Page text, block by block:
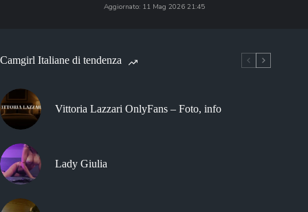
Aggiornato: 11 Mag 2026 21:45
Camgirl Italiane di tendenza
Vittoria Lazzari OnlyFans – Foto, info
Lady Giulia